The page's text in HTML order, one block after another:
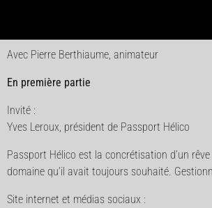
Avec Pierre Berthiaume, animateur
En première partie
Invité :
Yves Leroux, président de Passport Hélico
Passport Hélico est la concrétisation d’un
domaine qu’il avait toujours souhaité.
Site internet et médias sociaux :